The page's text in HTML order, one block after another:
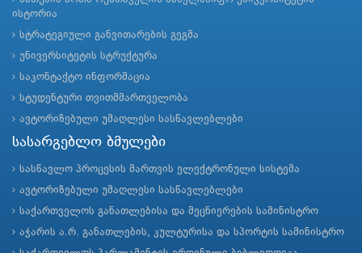
ისტორია
სტრატეგიული განვითარების გეგმა
უნივერსიტეტის სტრუქტურა
საკონტაქტო ინფორმაცია
სტუდენტური თვითმმართველობა
ავტორიზებული უმაღლესი სასწავლებლები
სასარგებლო ბმულები
სასწავლო პროცესის მართვის ელექტრონული სისტემა
ავტორიზებული უმაღლესი სასწავლებლები
საქართველოს განათლებისა და მეცნიერების სამინისტრო
აჭარის ა.რ. განათლების, კულტურისა და სპორტის სამინისტრო